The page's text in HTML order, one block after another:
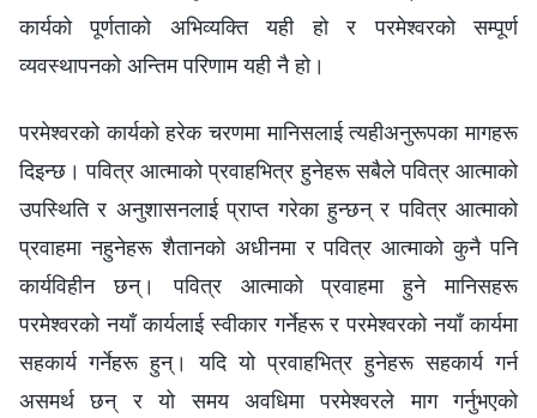
कार्यको पूर्णताको अभिव्यक्ति यही हो र परमेश्‍वरको सम्पूर्ण
व्यवस्थापनको अन्तिम परिणाम यही नै हो।
परमेश्‍वरको कार्यको हरेक चरणमा मानिसलाई त्यहीअनुरूपका मागहरू
दिइन्छ। पवित्र आत्‍माको प्रवाहभित्र हुनेहरू सबैले पवित्र आत्‍माको
उपस्थिति र अनुशासनलाई प्राप्त गरेका हुन्छन् र पवित्र आत्‍माको
प्रवाहमा नहुनेहरू शैतानको अधीनमा र पवित्र आत्‍माको कुनै पनि
कार्यविहीन छन्। पवित्र आत्माको प्रवाहमा हुने मानिसहरू
परमेश्‍वरको नयाँ कार्यलाई स्वीकार गर्नेहरू र परमेश्‍वरको नयाँ कार्यमा
सहकार्य गर्नेहरू हुन्। यदि यो प्रवाहभित्र हुनेहरू सहकार्य गर्न
असमर्थ छन् र यो समय अवधिमा परमेश्‍वरले माग गर्नुभएको